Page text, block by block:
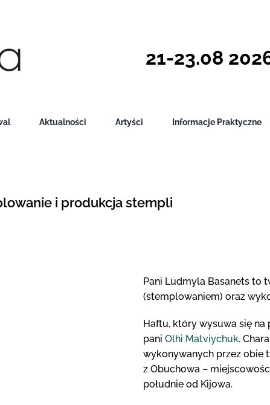
21-23.08
Aktualności Artyści Informacje Praktyczne
i produkcja stempli
Pani Ludmyla Basanets to
(stemplowaniem) oraz
Haftu, który wysuwa się na
pani Olhi Matviychuk.
wykonywanych przez obie
z Obuchowa –
południe od Kijowa.